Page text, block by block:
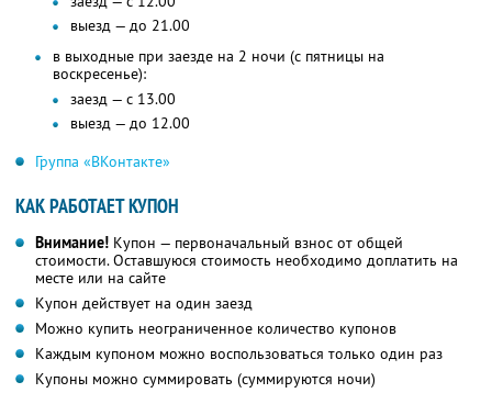
выезд — до 21.00
в выходные при заезде на 2 ночи (с пятницы на
воскресенье):
заезд — с 13.00
выезд — до 12.00
Группа «ВКонтакте»
КАК РАБОТАЕТ КУПОН
Внимание! Купон — первоначальный взнос от общей
стоимости. Оставшуюся стоимость необходимо доплатить на
месте или на сайте
Купон действует на один заезд
Можно купить неограниченное количество купонов
Каждым купоном можно воспользоваться только один раз
Купоны можно суммировать (суммируются ночи)